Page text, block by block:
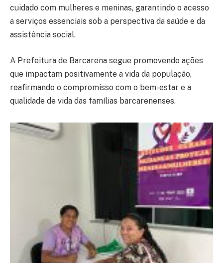
cuidado com mulheres e meninas, garantindo o acesso
a serviços essenciais sob a perspectiva da saúde e da
assistência social.
A Prefeitura de Barcarena segue promovendo ações
que impactam positivamente a vida da população,
reafirmando o compromisso com o bem-estar e a
qualidade de vida das famílias barcarenenses.